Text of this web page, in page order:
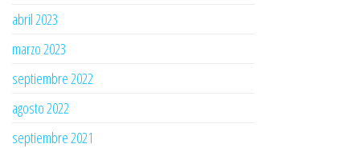
abril 2023
marzo 2023
septiembre 2022
agosto 2022
septiembre 2021